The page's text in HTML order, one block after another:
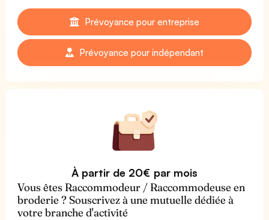
Prévoyance pour entreprise
Prévoyance pour indépendant
À partir de 20€ par mois
Vous êtes Raccommodeur / Raccommodeuse en
broderie ? Souscrivez à une mutuelle dédiée à
votre branche d'activité